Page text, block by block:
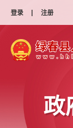
登录 | 注册
政